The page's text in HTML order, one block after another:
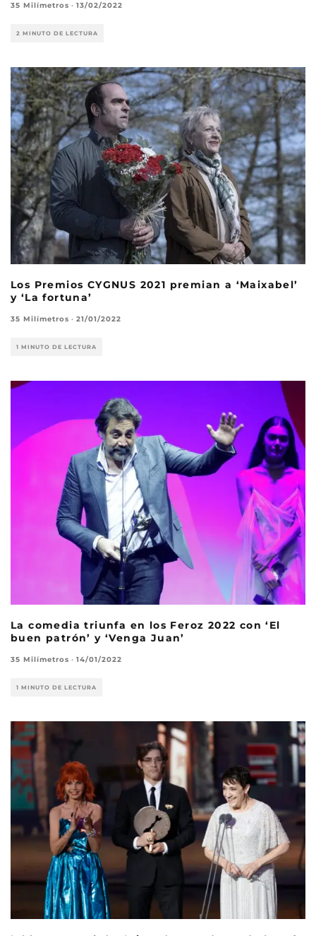
35 Milímetros · 13/02/2022
2 MINUTO DE LECTURA
Los Premios CYGNUS 2021 premian a ‘Maixabel’
y ‘La fortuna’
35 Milímetros · 21/01/2022
1 MINUTO DE LECTURA
La comedia triunfa en los Feroz 2022 con ‘El
buen patrón’ y ‘Venga Juan’
35 Milímetros · 14/01/2022
1 MINUTO DE LECTURA